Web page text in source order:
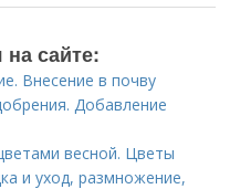
сайте:
Внесение в почву
Добавление
весной. Цветы
и уход, размножение,